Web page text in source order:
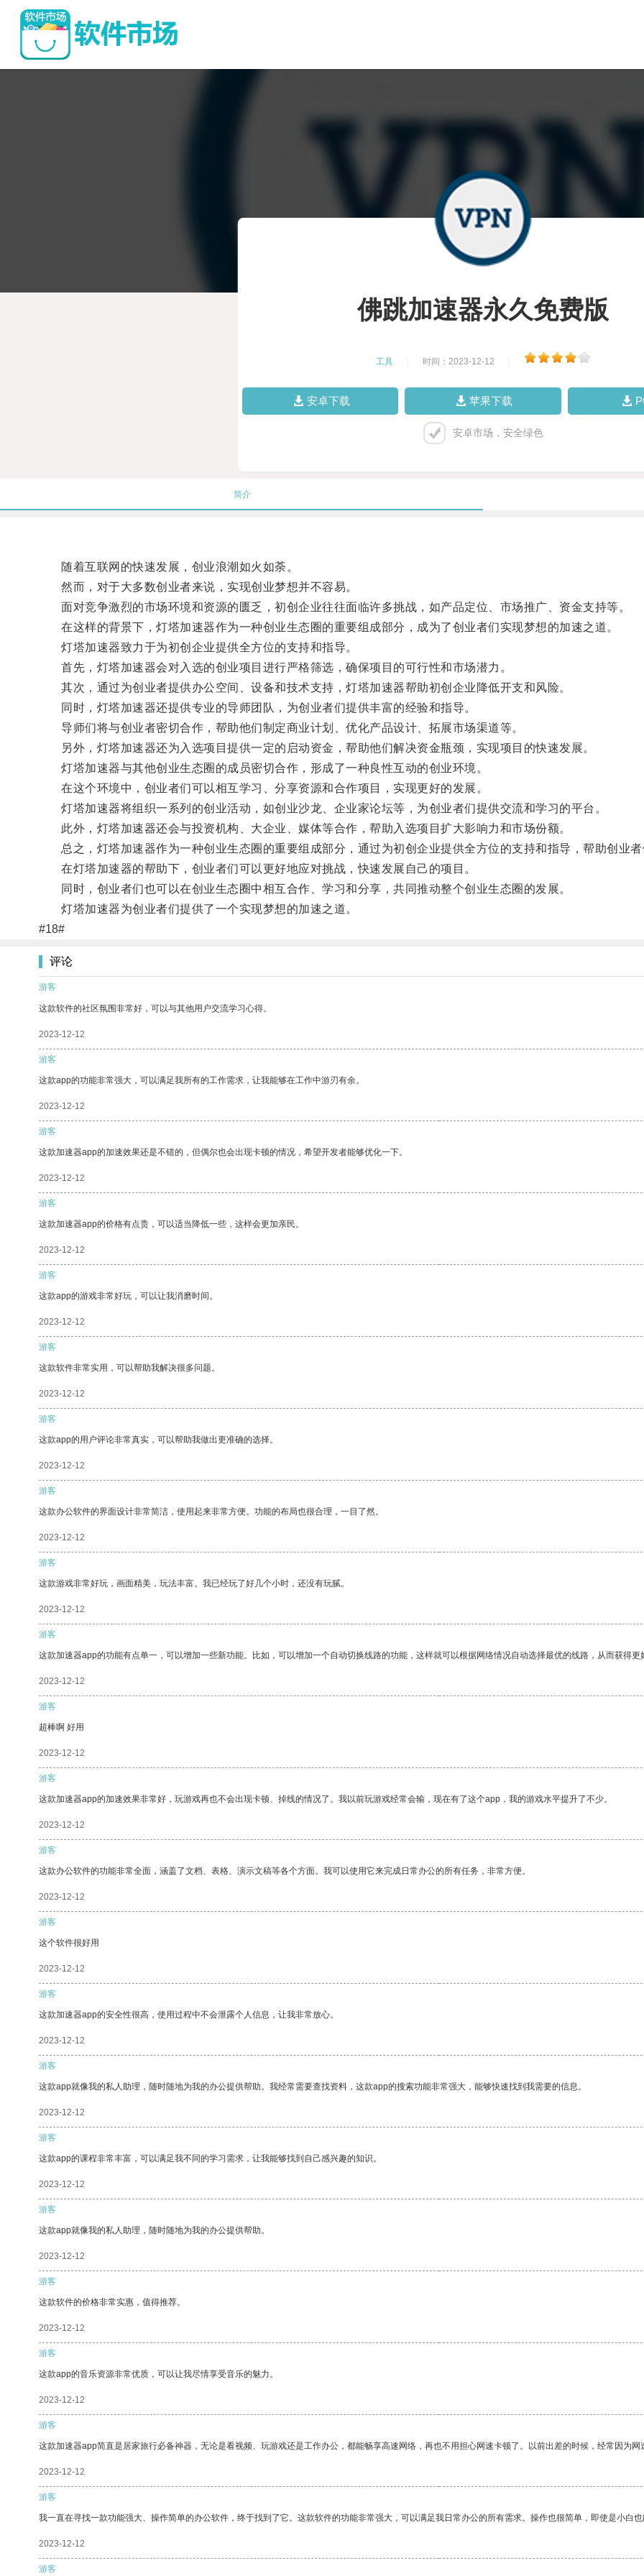
佛跳加速器永久免费版
工具 时间：2023-12-12
安卓下载 苹果下载
安卓市场，安全绿色
简介
随着互联网的快速发展，创业浪潮如火如荼。
然而，对于大多数创业者来说，实现创业梦想并不容易。
面对竞争激烈的市场环境和资源的匮乏，初创企业往往面临许多挑战，如产品定位、市场推广、资金支持等。
在这样的背景下，灯塔加速器作为一种创业生态圈的重要组成部分，成为了创业者们实现梦想的加速之道。
灯塔加速器致力于为初创企业提供全方位的支持和指导。
首先，灯塔加速器会对入选的创业项目进行严格筛选，确保项目的可行性和市场潜力。
其次，通过为创业者提供办公空间、设备和技术支持，灯塔加速器帮助初创企业降低开支和风险。
同时，灯塔加速器还提供专业的导师团队，为创业者们提供丰富的经验和指导。
导师们将与创业者密切合作，帮助他们制定商业计划、优化产品设计、拓展市场渠道等。
另外，灯塔加速器还为入选项目提供一定的启动资金，帮助他们解决资金瓶颈，实现项目的快速发展。
灯塔加速器与其他创业生态圈的成员密切合作，形成了一种良性互动的创业环境。
在这个环境中，创业者们可以相互学习、分享资源和合作项目，实现更好的发展。
灯塔加速器将组织一系列的创业活动，如创业沙龙、企业家论坛等，为创业者们提供交流和学习的平台。
此外，灯塔加速器还会与投资机构、大企业、媒体等合作，帮助入选项目扩大影响力和市场份额。
总之，灯塔加速器作为一种创业生态圈的重要组成部分，通过为初创企业提供全方位的支持和指导，帮助创业者
在灯塔加速器的帮助下，创业者们可以更好地应对挑战，快速发展自己的项目。
同时，创业者们也可以在创业生态圈中相互合作、学习和分享，共同推动整个创业生态圈的发展。
灯塔加速器为创业者们提供了一个实现梦想的加速之道。
#18#
评论
游客
这款软件的社区氛围非常好，可以与其他用户交流学习心得。
2023-12-12
游客
这款app的功能非常强大，可以满足我所有的工作需求，让我能够在工作中游刃有余。
2023-12-12
游客
这款加速器app的加速效果还是不错的，但偶尔也会出现卡顿的情况，希望开发者能够优化一下。
2023-12-12
游客
这款加速器app的价格有点贵，可以适当降低一些，这样会更加亲民。
2023-12-12
游客
这款app的游戏非常好玩，可以让我消磨时间。
2023-12-12
游客
这款软件非常实用，可以帮助我解决很多问题。
2023-12-12
游客
这款app的用户评论非常真实，可以帮助我做出更准确的选择。
2023-12-12
游客
这款办公软件的界面设计非常简洁，使用起来非常方便。功能的布局也很合理，一目了然。
2023-12-12
游客
这款游戏非常好玩，画面精美，玩法丰富。我已经玩了好几个小时，还没有玩腻。
2023-12-12
游客
这款加速器app的功能有点单一，可以增加一些新功能。比如，可以增加一个自动切换线路的功能，这样就可以根据网络情况自动选择最优的线路，从而获得更
2023-12-12
游客
超棒啊 好用
2023-12-12
游客
这款加速器app的加速效果非常好，玩游戏再也不会出现卡顿、掉线的情况了。我以前玩游戏经常会输，现在有了这个app，我的游戏水平提升了不少。
2023-12-12
游客
这款办公软件的功能非常全面，涵盖了文档、表格、演示文稿等各个方面。我可以使用它来完成日常办公的所有任务，非常方便。
2023-12-12
游客
这个软件很好用
2023-12-12
游客
这款加速器app的安全性很高，使用过程中不会泄露个人信息，让我非常放心。
2023-12-12
游客
这款app就像我的私人助理，随时随地为我的办公提供帮助。我经常需要查找资料，这款app的搜索功能非常强大，能够快速找到我需要的信息。
2023-12-12
游客
这款app的课程非常丰富，可以满足我不同的学习需求，让我能够找到自己感兴趣的知识。
2023-12-12
游客
这款app就像我的私人助理，随时随地为我的办公提供帮助。
2023-12-12
游客
这款软件的价格非常实惠，值得推荐。
2023-12-12
游客
这款app的音乐资源非常优质，可以让我尽情享受音乐的魅力。
2023-12-12
游客
这款加速器app简直是居家旅行必备神器，无论是看视频、玩游戏还是工作办公，都能畅享高速网络，再也不用担心网速卡顿了。以前出差的时候，经常因为
2023-12-12
游客
我一直在寻找一款功能强大、操作简单的办公软件，终于找到了它。这款软件的功能非常强大，可以满足我日常办公的所有需求。操作也很简单，即使是小白也
2023-12-12
游客